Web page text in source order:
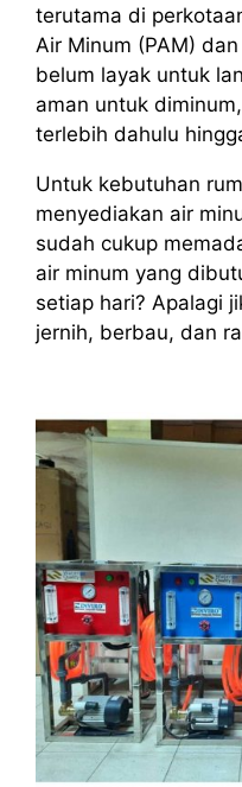
terutama di
Air Minum (PAM)
belum layak untuk
aman untuk
terlebih dahulu
Untuk kebutuhan
menyediakan air
sudah cukup
air minum yang
setiap hari? Apalagi
jernih, berbau, dan